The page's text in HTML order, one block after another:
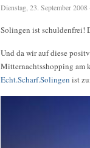
Dienstag, 23. September
Solingen ist schuldenfrei!
Und da wir auf diese
Mitternachtsshopping am
Echt.Scharf.Solingen ist